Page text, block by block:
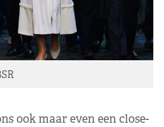
ook maar even een close-